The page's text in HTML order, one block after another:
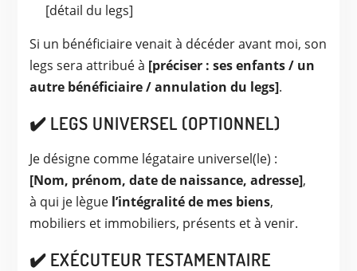
[détail du legs]
Si un bénéficiaire venait à décéder avant moi, son
legs sera attribué à [préciser : ses enfants / un
autre bénéficiaire / annulation du legs].
✔️ LEGS UNIVERSEL (OPTIONNEL)
Je désigne comme légataire universel(le) :
[Nom, prénom, date de naissance, adresse],
à qui je lègue l’intégralité de mes biens,
mobiliers et immobiliers, présents et à venir.
✔️ EXÉCUTEUR TESTAMENTAIRE